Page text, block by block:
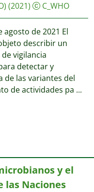
(2021) C_WHO
de 2021 El
describir un
vigilancia
detectar y
de las variantes del
de actividades pa ...
y el
las Naciones